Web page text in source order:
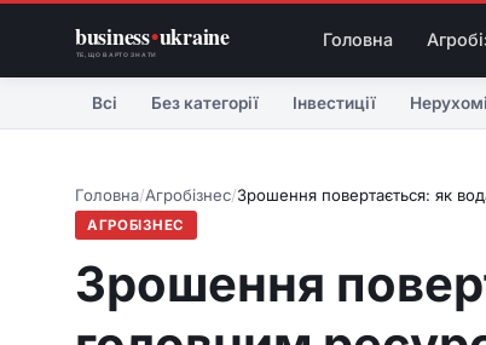
business•ukraine
ТЕ, ЩО ВАРТО ЗНАТИ
Головна
Всі Без категорії Інвестиції
Головна/Агробізнес/Зрошення повертається: як
АГРОБІЗНЕС
Зрошення